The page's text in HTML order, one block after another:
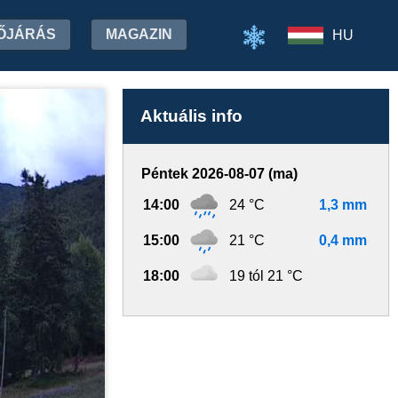
MAGAZIN HU
Aktuális info
Péntek 2026-08-07 (ma)
14:00 24 °C 1,3 mm
15:00 21 °C 0,4 mm
18:00 19 tól 21 °C